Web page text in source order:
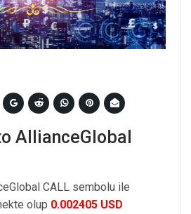
AllianceGlobal
CALL sembolu ile
olup 0.002405 USD